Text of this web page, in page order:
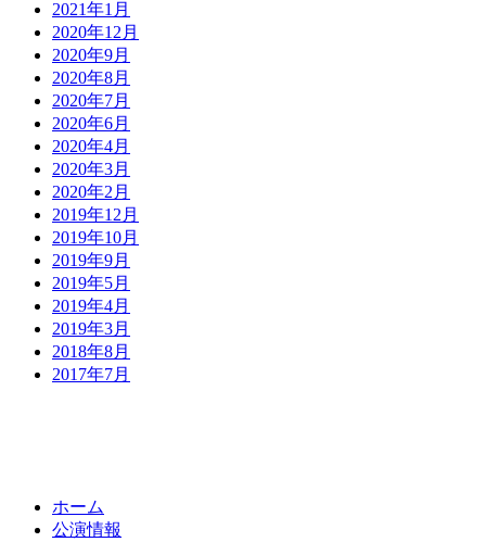
2021年1月
2020年12月
2020年9月
2020年8月
2020年7月
2020年6月
2020年4月
2020年3月
2020年2月
2019年12月
2019年10月
2019年9月
2019年5月
2019年4月
2019年3月
2018年8月
2017年7月
ホーム
公演情報